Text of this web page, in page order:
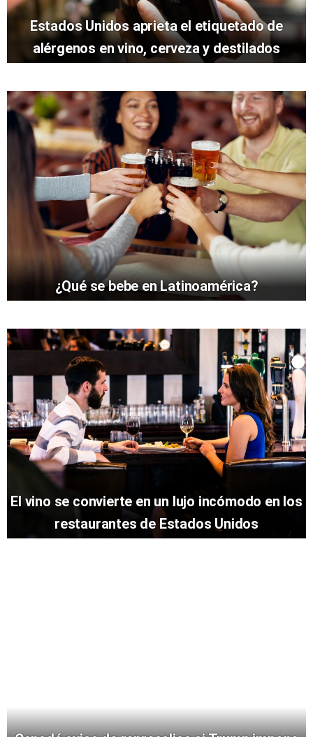
Estados Unidos aprieta el etiquetado de
alérgenos en vino, cerveza y destilados
¿Qué se bebe en Latinoamérica?
El vino se convierte en un lujo incómodo en los
restaurantes de Estados Unidos